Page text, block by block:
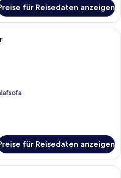
für Reisedaten anzeigen
Ein modernes Hotelzimmer mit
für Reisedaten anzeigen
Ein modernes Hotelzimmer mit